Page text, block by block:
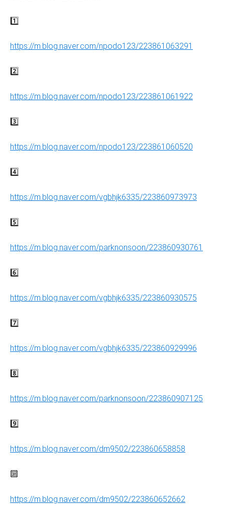
1️⃣
https://m.blog.naver.com/npodo123/223861063291
2️⃣
https://m.blog.naver.com/npodo123/223861061922
3️⃣
https://m.blog.naver.com/npodo123/223861060520
4️⃣
https://m.blog.naver.com/vgbhjk6335/223860973973
5️⃣
https://m.blog.naver.com/parknonsoon/223860930761
6️⃣
https://m.blog.naver.com/vgbhjk6335/223860930575
7️⃣
https://m.blog.naver.com/vgbhjk6335/223860929996
8️⃣
https://m.blog.naver.com/parknonsoon/223860907125
9️⃣
https://m.blog.naver.com/dm9502/223860658858
🔟
https://m.blog.naver.com/dm9502/223860652662